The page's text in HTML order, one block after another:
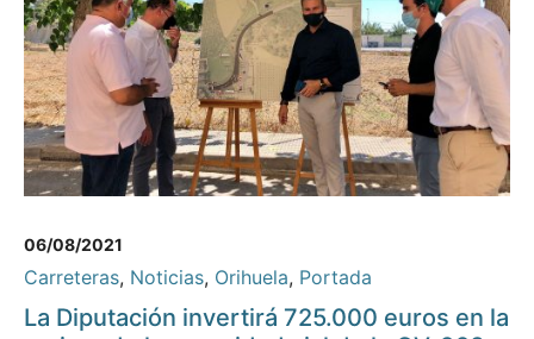
06/08/2021
Carreteras, Noticias, Orihuela, Portada
La Diputación invertirá 725.000 euros en la